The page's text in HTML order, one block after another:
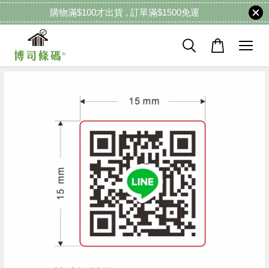
購物滿$100才出貨 , 訂單滿$1500免運